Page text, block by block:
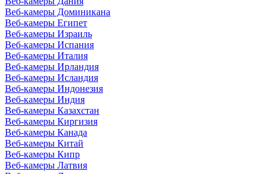
Веб-камеры Доминикана
Веб-камеры Египет
Веб-камеры Израиль
Веб-камеры Испания
Веб-камеры Италия
Веб-камеры Ирландия
Веб-камеры Исландия
Веб-камеры Индонезия
Веб-камеры Индия
Веб-камеры Казахстан
Веб-камеры Киргизия
Веб-камеры Канада
Веб-камеры Китай
Веб-камеры Кипр
Веб-камеры Латвия